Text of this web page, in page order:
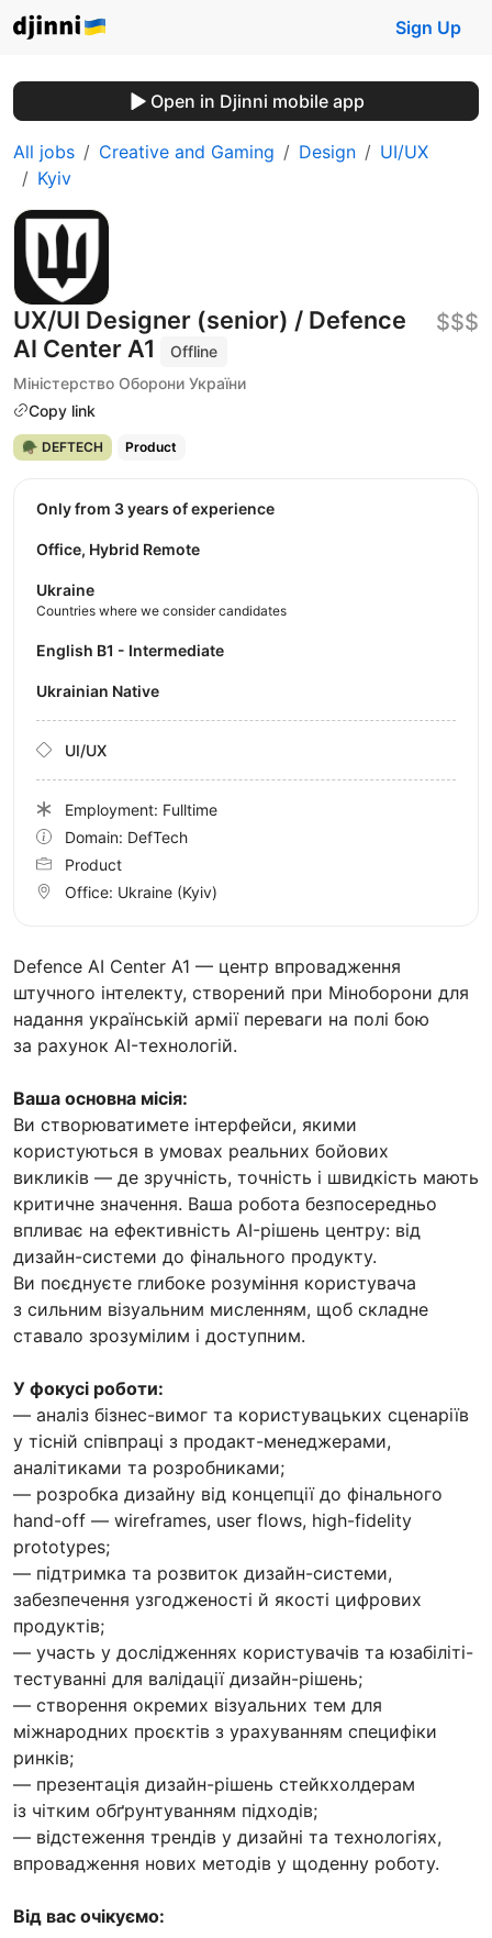
Sign Up
Open in Djinni mobile app
All jobs Creative and Gaming Design
UI/UX
Kyiv
UX/UI Designer (senior) / Defence
AI Center A1
Offline
Міністерство Оборони України
Copy link
$$$
🪖 DEFTECH Product
Defence AI Center A1 — центр впровадження
штучного інтелекту, створений при Міноборони для
надання українській армії переваги на полі бою
за рахунок AI-технологій.
Ваша основна місія:
Ви створюватимете інтерфейси, якими
користуються в умовах реальних бойових
викликів — де зручність, точність і швидкість мають
критичне значення. Ваша робота безпосередньо
впливає на ефективність AI-рішень центру: від
дизайн-системи до фінального продукту.
Ви поєднуєте глибоке розуміння користувача
з сильним візуальним мисленням, щоб складне
ставало зрозумілим і доступним.
У фокусі роботи:
— аналіз бізнес-вимог та користувацьких сценаріїв
у тісній співпраці з продакт-менеджерами,
аналітиками та розробниками;
— розробка дизайну від концепції до фінального
hand-off — wireframes, user flows, high-fidelity
prototypes;
— підтримка та розвиток дизайн-системи,
забезпечення узгодженості й якості цифрових
продуктів;
— участь у дослідженнях користувачів та юзабіліті-
тестуванні для валідації дизайн-рішень;
— створення окремих візуальних тем для
міжнародних проєктів з урахуванням специфіки
ринків;
— презентація дизайн-рішень стейкхолдерам
із чітким обґрунтуванням підходів;
— відстеження трендів у дизайні та технологіях,
впровадження нових методів у щоденну роботу.
Від вас очікуємо:
Only from 3 years of experience
Office, Hybrid Remote
Ukraine
Countries where we consider candidates
English B1 - Intermediate
Ukrainian Native
UI/UX
Employment: Fulltime
Domain: DefTech
Product
Office: Ukraine (Kyiv)